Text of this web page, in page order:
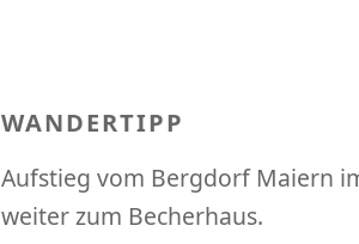
WANDERTIPP
Aufstieg vom Bergdorf Maiern
weiter zum Becherhaus.